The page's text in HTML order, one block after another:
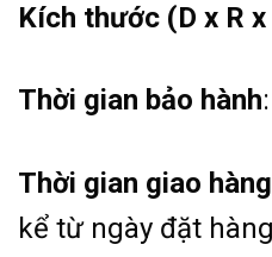
Kích thước (D x R x
Thời gian bảo hành
Thời gian giao hàng
kể từ ngày đặt hàng